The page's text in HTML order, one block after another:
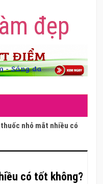
đẹp
thuốc nhỏ mắt nhiều có
có tốt không?